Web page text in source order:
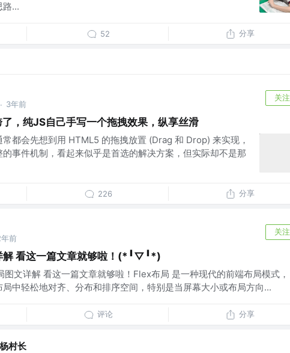
路...
52 分享
· 3年前
关注
，纯JS自己手写一个拖拽效果，纵享丝滑
都会先想到用 HTML5 的拖拽放置 (Drag 和 Drop) 来实现，
事件机制，看起来似乎是首选的解决方案，但实际却不是那
226 分享
前
关注
解 看这一篇文章就够啦！(*╹▽╹*)
文详解 看这一篇文章就够啦！Flex布局 是一种现代的前端布局模式，
中轻松地对齐、分布和排序空间，特别是当屏幕大小或布局方向...
评论 分享
杨村长